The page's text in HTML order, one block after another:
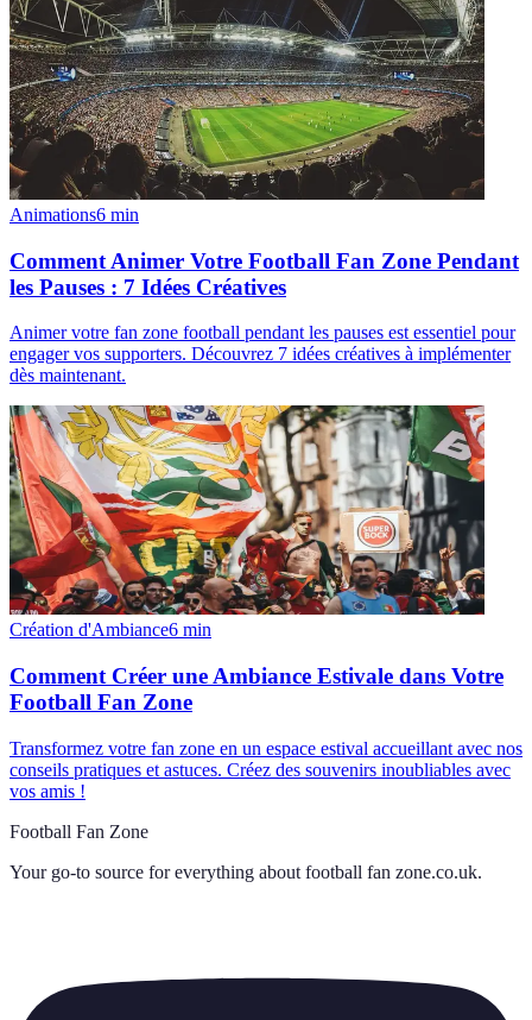
Animations6 min
Comment Animer Votre Football Fan Zone Pendant
les Pauses : 7 Idées Créatives
Animer votre fan zone football pendant les pauses est essentiel pour
engager vos supporters. Découvrez 7 idées créatives à implémenter
dès maintenant.
Création d'Ambiance6 min
Comment Créer une Ambiance Estivale dans Votre
Football Fan Zone
Transformez votre fan zone en un espace estival accueillant avec nos
conseils pratiques et astuces. Créez des souvenirs inoubliables avec
vos amis !
Football Fan Zone
Your go-to source for everything about football fan zone.co.uk.